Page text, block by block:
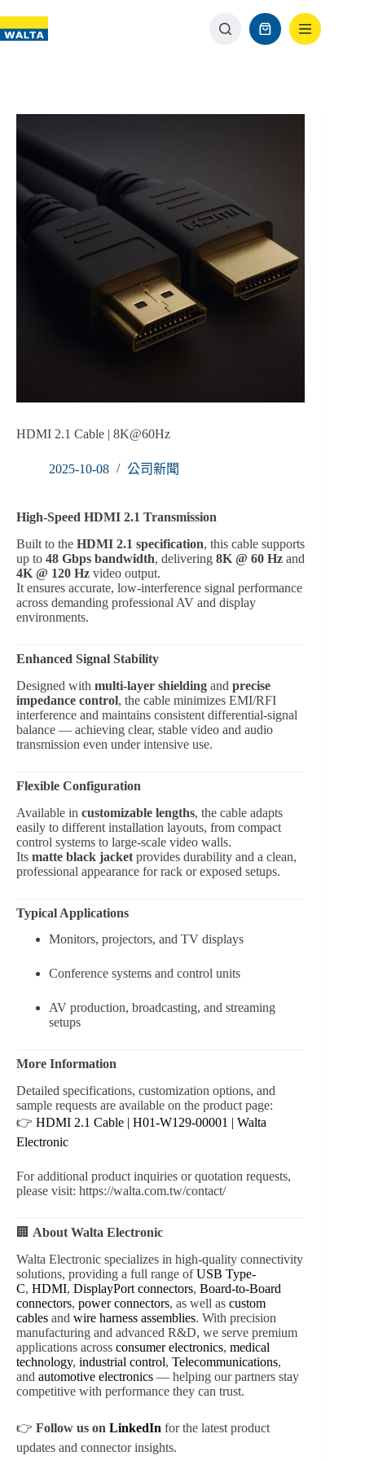
HDMI 2.1 Cable | 8K@60Hz
2025-10-08 公司新聞
High-Speed HDMI 2.1 Transmission
Built to the HDMI 2.1 specification, this cable supports
up to 48 Gbps bandwidth, delivering 8K @ 60 Hz and
4K @ 120 Hz video output.
It ensures accurate, low-interference signal performance
across demanding professional AV and display
environments.
Enhanced Signal Stability
Designed with multi-layer shielding and precise
impedance control, the cable minimizes EMI/RFI
interference and maintains consistent differential-signal
balance — achieving clear, stable video and audio
transmission even under intensive use.
Flexible Configuration
Available in customizable lengths, the cable adapts
easily to different installation layouts, from compact
control systems to large-scale video walls.
Its matte black jacket provides durability and a clean,
professional appearance for rack or exposed setups.
Typical Applications
Monitors, projectors, and TV displays
Conference systems and control units
AV production, broadcasting, and streaming
setups
More Information
Detailed specifications, customization options, and
sample requests are available on the product page:
👉 HDMI 2.1 Cable | H01-W129-00001 | Walta
Electronic
For additional product inquiries or quotation requests,
please visit: https://walta.com.tw/contact/
🏢 About Walta Electronic
Walta Electronic specializes in high-quality connectivity
solutions, providing a full range ofUSB Type-
C, HDMI, DisplayPort connectors, Board-to-Board
connectors, power connectors, as well as custom
cables and wire harness assemblies. With precision
manufacturing and advanced R&D, we serve premium
applications across consumer electronics, medical
technology, industrial control, Telecommunications,
and automotive electronics — helping our partners stay
competitive with performance they can trust.
👉 Follow us on LinkedIn for the latest product
updates and connector insights.